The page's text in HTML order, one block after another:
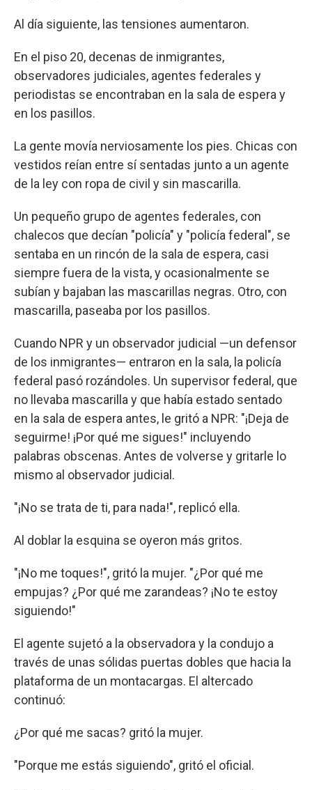
Al día siguiente, las tensiones aumentaron.
En el piso 20, decenas de inmigrantes,
observadores judiciales, agentes federales y
periodistas se encontraban en la sala de espera y
en los pasillos.
La gente movía nerviosamente los pies. Chicas con
vestidos reían entre sí sentadas junto a un agente
de la ley con ropa de civil y sin mascarilla.
Un pequeño grupo de agentes federales, con
chalecos que decían "policía" y "policía federal", se
sentaba en un rincón de la sala de espera, casi
siempre fuera de la vista, y ocasionalmente se
subían y bajaban las mascarillas negras. Otro, con
mascarilla, paseaba por los pasillos.
Cuando NPR y un observador judicial —un defensor
de los inmigrantes— entraron en la sala, la policía
federal pasó rozándoles. Un supervisor federal, que
no llevaba mascarilla y que había estado sentado
en la sala de espera antes, le gritó a NPR: "¡Deja de
seguirme! ¡Por qué me sigues!" incluyendo
palabras obscenas. Antes de volverse y gritarle lo
mismo al observador judicial.
"¡No se trata de ti, para nada!", replicó ella.
Al doblar la esquina se oyeron más gritos.
"¡No me toques!", gritó la mujer. "¿Por qué me
empujas? ¿Por qué me zarandeas? ¡No te estoy
siguiendo!"
El agente sujetó a la observadora y la condujo a
través de unas sólidas puertas dobles que hacia la
plataforma de un montacargas. El altercado
continuó:
¿Por qué me sacas? gritó la mujer.
"Porque me estás siguiendo", gritó el oficial.